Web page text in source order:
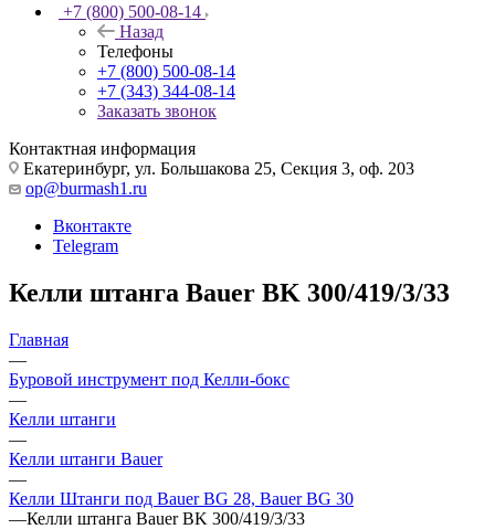
+7 (800) 500-08-14
Назад
Телефоны
+7 (800) 500-08-14
+7 (343) 344-08-14
Заказать звонок
Контактная информация
Екатеринбург, ул. Большакова 25, Секция 3, оф. 203
op@burmash1.ru
Вконтакте
Telegram
Келли штанга Bauer BK 300/419/3/33
Главная
—
Буровой инструмент под Келли-бокс
—
Келли штанги
—
Келли штанги Bauer
—
Келли Штанги под Bauer BG 28, Bauer BG 30
—Келли штанга Bauer BK 300/419/3/33